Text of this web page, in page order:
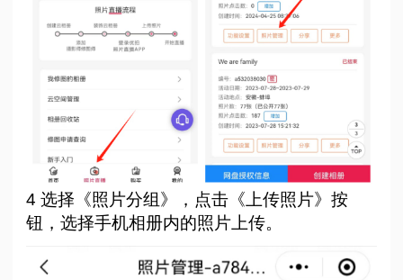
4 选择《照片分组》，点击《上传照片》按
钮，选择手机相册内的照片上传。